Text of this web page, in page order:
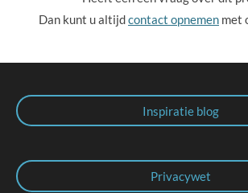
Dan kunt u altijdcontact opnemen met
Inspiratie blog
Privacywet